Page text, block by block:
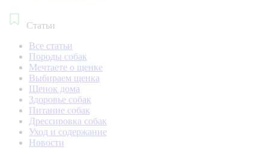
Статьи
Все статьи
Породы собак
Мечтаете о щенке
Выбираем щенка
Щенок дома
Здоровье собак
Питание собак
Дрессировка собак
Уход и содержание
Новости